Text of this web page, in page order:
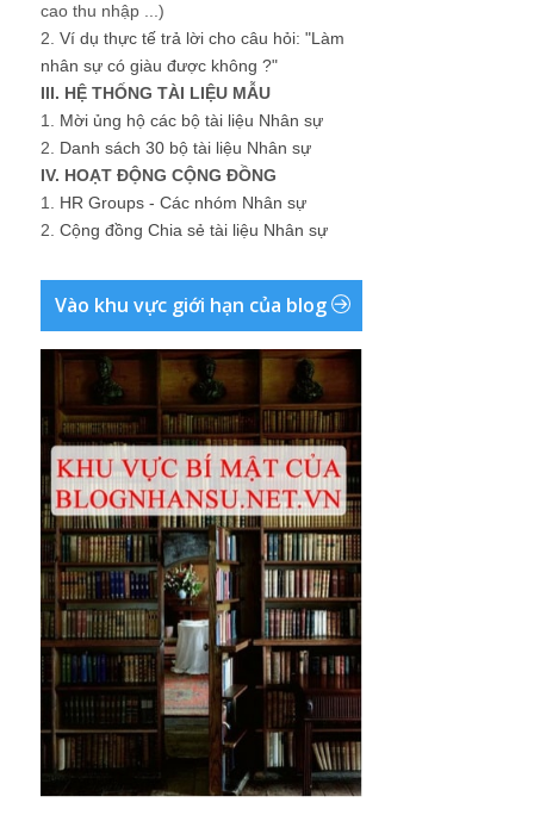
cao thu nhập ...)
2. Ví dụ thực tế trả lời cho câu hỏi: "Làm
nhân sự có giàu được không ?"
III. HỆ THỐNG TÀI LIỆU MẪU
1. Mời ủng hộ các bộ tài liệu Nhân sự
2. Danh sách 30 bộ tài liệu Nhân sự
IV. HOẠT ĐỘNG CỘNG ĐỒNG
1. HR Groups - Các nhóm Nhân sự
2. Cộng đồng Chia sẻ tài liệu Nhân sự
Vào khu vực giới hạn của blog